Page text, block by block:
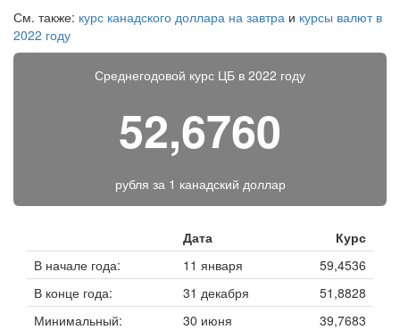
См. также: курс канадского доллара на завтра и курсы валют в
2022 году
Среднегодовой курс ЦБ в 2022 году
52,6760
рубля за 1 канадский доллар
Дата
Курс
В начале года:
11 января
59,4536
В конце года:
31 декабря
51,8828
Минимальный:
30 июня
39,7683